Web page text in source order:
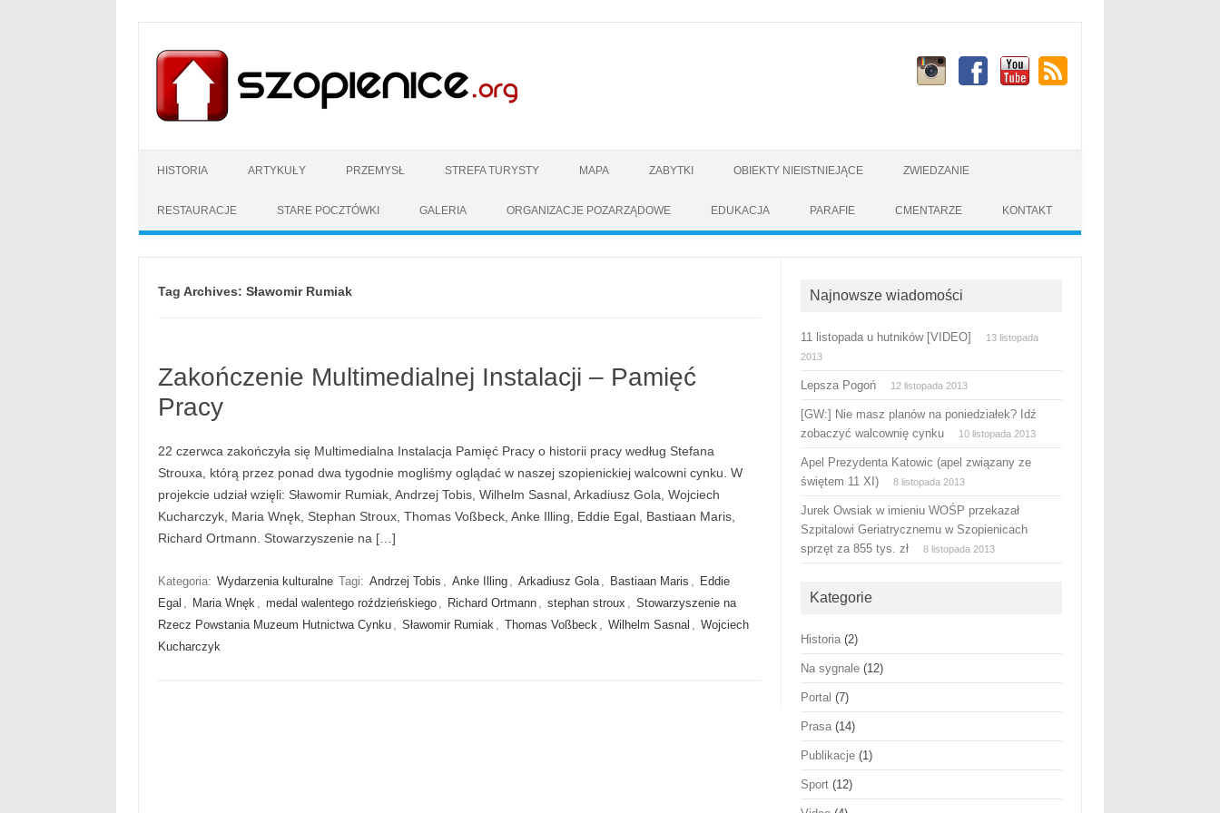
HISTORIA ARTYKUŁY PRZEMYSŁ STREFA TURYSTY MAPA ZABYTKI OBIEKTY NIEISTNIEJĄCE ZWIEDZANIE
RESTAURACJE STARE POCZTÓWKI GALERIA ORGANIZACJE POZARZĄDOWE EDUKACJA PARAFIE CMENTARZE KONTAKT
Tag Archives: Sławomir Rumiak
Zakończenie Multimedialnej Instalacji – Pamięć
Pracy
22 czerwca zakończyła się Multimedialna Instalacja Pamięć Pracy o historii pracy według Stefana
Strouxa, którą przez ponad dwa tygodnie mogliśmy oglądać w naszej szopienickiej walcowni cynku. W
projekcie udział wzięli: Sławomir Rumiak, Andrzej Tobis, Wilhelm Sasnal, Arkadiusz Gola, Wojciech
Kucharczyk, Maria Wnęk, Stephan Stroux, Thomas Voßbeck, Anke Illing, Eddie Egal, Bastiaan Maris,
Richard Ortmann. Stowarzyszenie na […]
Kategoria: Wydarzenia kulturalne Tagi: Andrzej Tobis , Anke Illing , Arkadiusz Gola , Bastiaan Maris , Eddie
Egal , Maria Wnęk , medal walentego roździeńskiego , Richard Ortmann , stephan stroux , Stowarzyszenie na
Rzecz Powstania Muzeum Hutnictwa Cynku , Sławomir Rumiak , Thomas Voßbeck , Wilhelm Sasnal , Wojciech
Kucharczyk
Najnowsze wiadomości
11 listopada u hutników [VIDEO]
13 listopada
2013
Lepsza Pogoń 12 listopada 2013
[GW:] Nie masz planów na poniedziałek? Idź
zobaczyć walcownię cynku
10 listopada 2013
Apel Prezydenta Katowic (apel związany ze
świętem 11 XI)
8 listopada 2013
Jurek Owsiak w imieniu WOŚP przekazał
Szpitalowi Geriatrycznemu w Szopienicach
sprzęt za 855 tys. zł
8 listopada 2013
Kategorie
Historia (2)
Na sygnale (12)
Portal (7)
Prasa (14)
Publikacje (1)
Sport (12)